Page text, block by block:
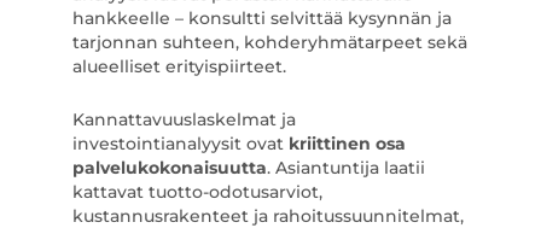
hankkeelle – konsultti selvittää kysynnän ja
tarjonnan suhteen, kohderyhmätarpeet sekä
alueelliset erityispiirteet.
Kannattavuuslaskelmat ja
investointianalyysit ovat kriittinen osa
palvelukokonaisuutta. Asiantuntija laatii
kattavat tuotto-odotusarviot,
kustannusrakenteet ja rahoitussuunnitelmat,